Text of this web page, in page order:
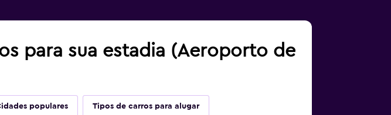
para sua estadia (Aeroporto de
populares Tipos de carros para alugar